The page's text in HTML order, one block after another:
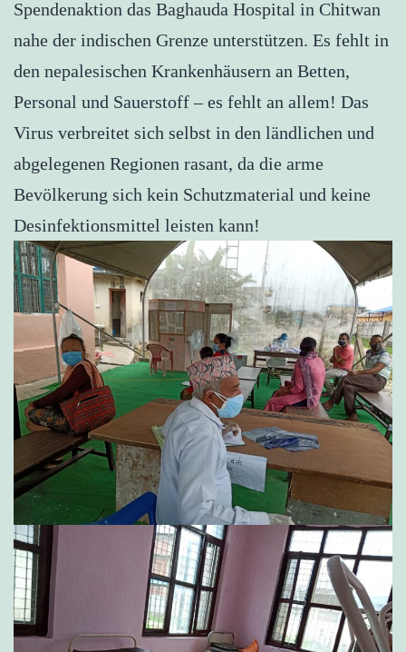
Spendenaktion das Baghauda Hospital in Chitwan
nahe der indischen Grenze unterstützen. Es fehlt in
den nepalesischen Krankenhäusern an Betten,
Personal und Sauerstoff – es fehlt an allem! Das
Virus verbreitet sich selbst in den ländlichen und
abgelegenen Regionen rasant, da die arme
Bevölkerung sich kein Schutzmaterial und keine
Desinfektionsmittel leisten kann!